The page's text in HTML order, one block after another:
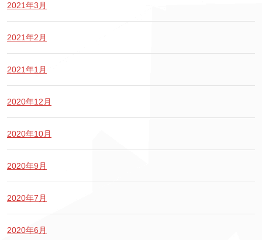
2021年3月
2021年2月
2021年1月
2020年12月
2020年10月
2020年9月
2020年7月
2020年6月